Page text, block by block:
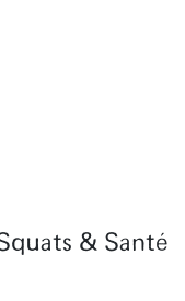
& Santé